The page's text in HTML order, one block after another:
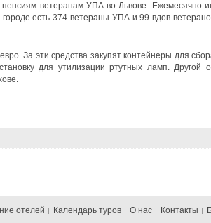
пенсиям ветеранам УПА во Львове. Ежемесячно
есть 374 ветераны УПА и 99 вдов
За эти средства закупят контейнеры для
для утилизации ртутных ламп. Другой
отелей Календарь туров О нас Контакты